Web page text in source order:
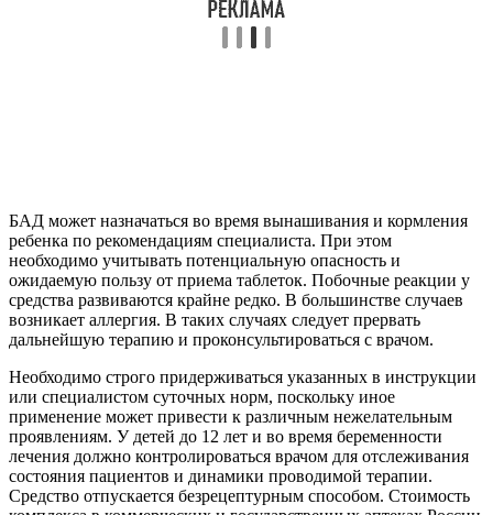
БАД может назначаться во время вынашивания и кормления
ребенка по рекомендациям специалиста. При этом
необходимо учитывать потенциальную опасность и
ожидаемую пользу от приема таблеток. Побочные реакции у
средства развиваются крайне редко. В большинстве случаев
возникает аллергия. В таких случаях следует прервать
дальнейшую терапию и проконсультироваться с врачом.
Необходимо строго придерживаться указанных в инструкции
или специалистом суточных норм, поскольку иное
применение может привести к различным нежелательным
проявлениям. У детей до 12 лет и во время беременности
лечения должно контролироваться врачом для отслеживания
состояния пациентов и динамики проводимой терапии.
Средство отпускается безрецептурным способом. Стоимость